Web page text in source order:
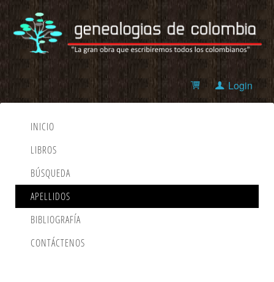
Login
INICIO
LIBROS
BÚSQUEDA
APELLIDOS
BIBLIOGRAFÍA
CONTÁCTENOS